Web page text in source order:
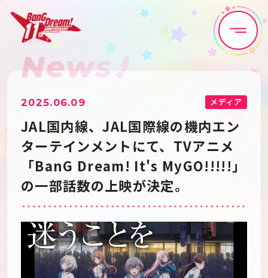
Home News
Live•Event Discography
Artist Anime
Game Media
Schedule About
Goods
News
2025.06.09 メディア
JAL国内線、JAL国際線の機内エン
ターテインメントにて、TVアニメ
「BanG Dream! It's MyGO!!!!!」
の一部話数の上映が決定。